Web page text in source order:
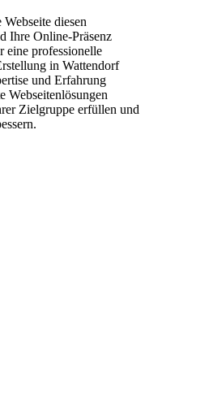
diesen
Ihre Online-Präsenz
eine professionelle
in Wattendorf
und Erfahrung
Webseitenlösungen
Zielgruppe erfüllen und